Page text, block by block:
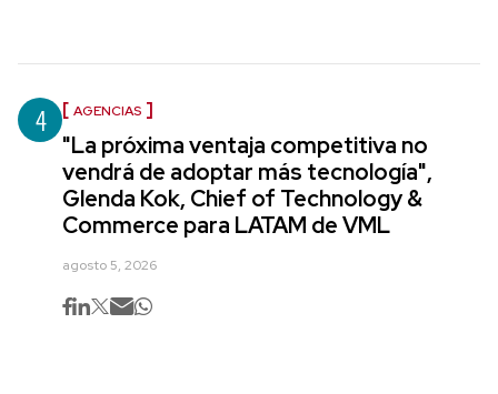
4 AGENCIAS
"La próxima ventaja competitiva no
vendrá de adoptar más tecnología",
Glenda Kok, Chief of Technology &
Commerce para LATAM de VML
agosto 5, 2026